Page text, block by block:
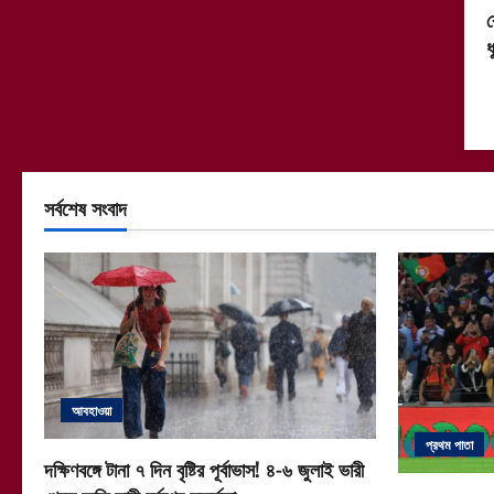
সর্বশেষ সংবাদ
আবহাওয়া
দক্ষিণবঙ্গে টানা ৭ দিন বৃষ্টির পূর্বাভাস! ৪-৬ জুলাই ভারী
প্রথম পাতা